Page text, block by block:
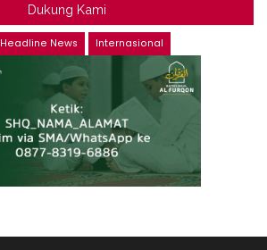
Dukung Kami
Headline News Internasional